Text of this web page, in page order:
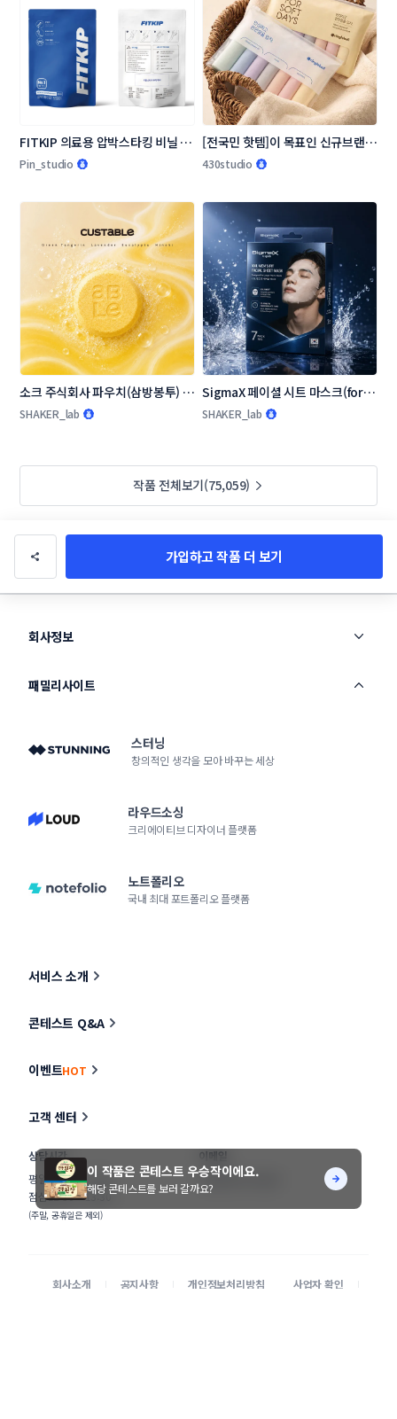
FITKIP 의료용 압박스타킹 비닐 패
키지 디자인 의뢰
Pin_studio
[전국민 핫템]이 목표인 신규브랜드
링글벨 언더웨어 패키지 콘테스트
430studio
소크 주식회사 파우치(삼방봉투) 콘
테스트
SHAKER_lab
SigmaX 페이셜 시트 마스크(for
man) 패키지 디자인
SHAKER_lab
작품 전체보기(75,059)
가입하고 작품 더 보기
회사정보
패밀리사이트
스터닝
창의적인 생각을 모아 바꾸는 세상
라우드소싱
크리에이티브 디자이너 플랫폼
노트폴리오
국내 최대 포트폴리오 플랫폼
서비스 소개
콘테스트 Q&A
이벤트HOT
고객 센터
상담시간
평일11:00 ~ 17:00
점심12:30 ~ 13:30
(주말, 공휴일은 제외)
이메일
help@stunning.kr
회사소개 공지사항 개인정보처리방침
사업자 확인
이 작품은 콘테스트 우승작이에요.
해당 콘테스트를 보러 갈까요?